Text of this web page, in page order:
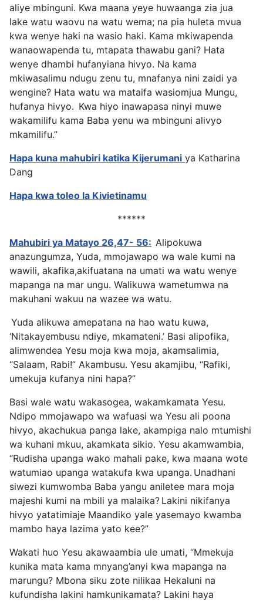
aliye mbinguni. Kwa maana yeye huwaanga zia jua
lake watu waovu na watu wema; na pia huleta mvua
kwa wenye haki na wasio haki. Kama mkiwapenda
wanaowapenda tu, mtapata thawabu gani? Hata
wenye dhambi hufanyiana hivyo. Na kama
mkiwasalimu ndugu zenu tu, mnafanya nini zaidi ya
wengine? Hata watu wa mataifa wasiomjua Mungu,
hufanya hivyo. Kwa hiyo inawapasa ninyi muwe
wakamilifu kama Baba yenu wa mbinguni alivyo
mkamilifu.”
Hapa kuna mahubiri katika Kijerumani ya Katharina
Dang
Hapa kwa toleo la Kivietinamu
******
Mahubiri ya Matayo 26,47- 56: Alipokuwa
anazungumza, Yuda, mmojawapo wa wale kumi na
wawili, akafika,akifuatana na umati wa watu wenye
mapanga na mar ungu. Walikuwa wametumwa na
makuhani wakuu na wazee wa watu.
Yuda alikuwa amepatana na hao watu kuwa,
‘Nitakayembusu ndiye, mkamateni.’ Basi alipofika,
alimwendea Yesu moja kwa moja, akamsalimia,
“Salaam, Rabi!” Akambusu. Yesu akamjibu, “Rafiki,
umekuja kufanya nini hapa?”
Basi wale watu wakasogea, wakamkamata Yesu.
Ndipo mmojawapo wa wafuasi wa Yesu ali poona
hivyo, akachukua panga lake, akampiga nalo mtumishi
wa kuhani mkuu, akamkata sikio. Yesu akamwambia,
“Rudisha upanga wako mahali pake, kwa maana wote
watumiao upanga watakufa kwa upanga. Unadhani
siwezi kumwomba Baba yangu aniletee mara moja
majeshi kumi na mbili ya malaika? Lakini nikifanya
hivyo yatatimiaje Maandiko yale yasemayo kwamba
mambo haya lazima yato kee?”
Wakati huo Yesu akawaambia ule umati, “Mmekuja
kunika mata kama mnyang’anyi kwa mapanga na
marungu? Mbona siku zote nilikaa Hekaluni na
kufundisha lakini hamkunikamata? Lakini haya